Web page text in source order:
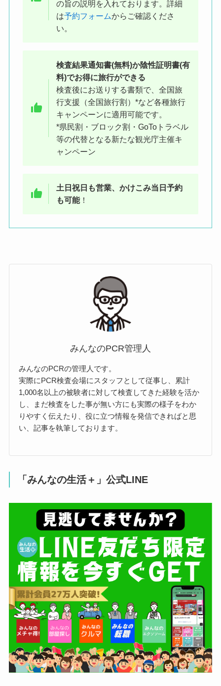
ケバブ屋と同じ建物の、隣にある
のが検査会場です
かれたのぼり旗が目印です
●他の駅からの徒歩アクセス
原宿駅 18 分/表参道駅 18 分/駒場東大前駅 19
分/代官山駅 24 分/代々木八幡駅 18 分/池尻大
橋駅 23 分/恵比寿駅 27 分/中目黒駅 30 分/代々
木上原駅 30 分/参宮橋駅 30 分/池ノ上駅 34 分/
の旨の説明を入れております。詳細
は予約フォームからご確認くださ
い。
検査結果通知書(無料)か陰性証明書(有
料)でお得に旅行ができる
検査後にお送りする書類で、全国旅
行支援（全国旅行割）*など各種旅行
キャンペーンに適用可能です。
*県民割・ブロック割・GoToトラベル
等の代替となる新たな観光庁主催キ
ャンペーン
土日祝日も営業、かけこみ当日予約
も可能！
みんなのPCR管理人
みんなのPCRの管理人です。
実際にPCR検査会場にスタッフとして従事し、累計
1,000名以上の被験者に対して検査してきた経験を活か
し、まだ検査をした事が無い方にも実際の様子をわか
りやすく伝えたり、役に立つ情報を発信できればと思
い、記事を執筆しております。
「みんなの生活＋」公式LINE